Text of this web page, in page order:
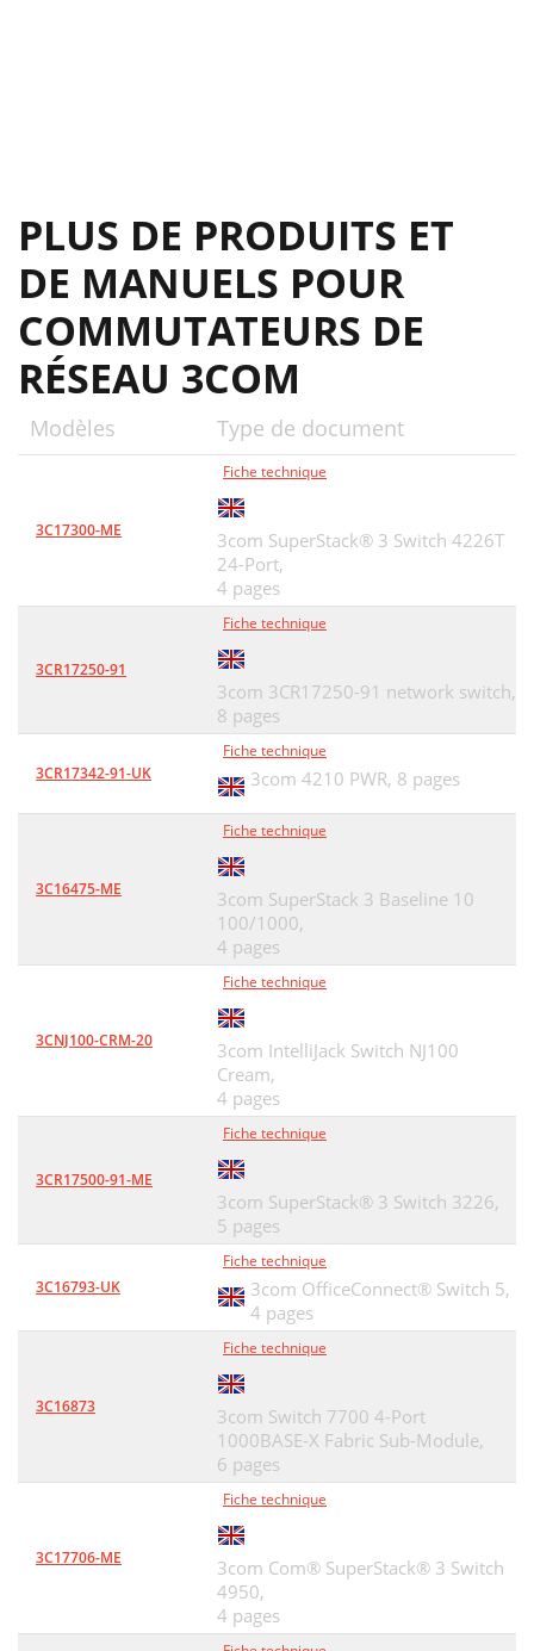
PLUS DE PRODUITS ET
DE MANUELS POUR
COMMUTATEURS DE
RÉSEAU 3COM
Modèles Type de document
3C17300-ME
Fiche technique
3com SuperStack® 3 Switch 4226T
24-Port,
4 pages
3CR17250-91
Fiche technique
3com 3CR17250-91 network switch,
8 pages
3CR17342-91-UK
Fiche technique
3com 4210 PWR, 8 pages
3C16475-ME
Fiche technique
3com SuperStack 3 Baseline 10
100/1000,
4 pages
3CNJ100-CRM-20
Fiche technique
3com IntelliJack Switch NJ100
Cream,
4 pages
3CR17500-91-ME
Fiche technique
3com SuperStack® 3 Switch 3226,
5 pages
3C16793-UK
Fiche technique
3com OfficeConnect® Switch 5,
4 pages
3C16873
Fiche technique
3com Switch 7700 4-Port
1000BASE-X Fabric Sub-Module,
6 pages
3C17706-ME
Fiche technique
3com Com® SuperStack® 3 Switch
4950,
4 pages